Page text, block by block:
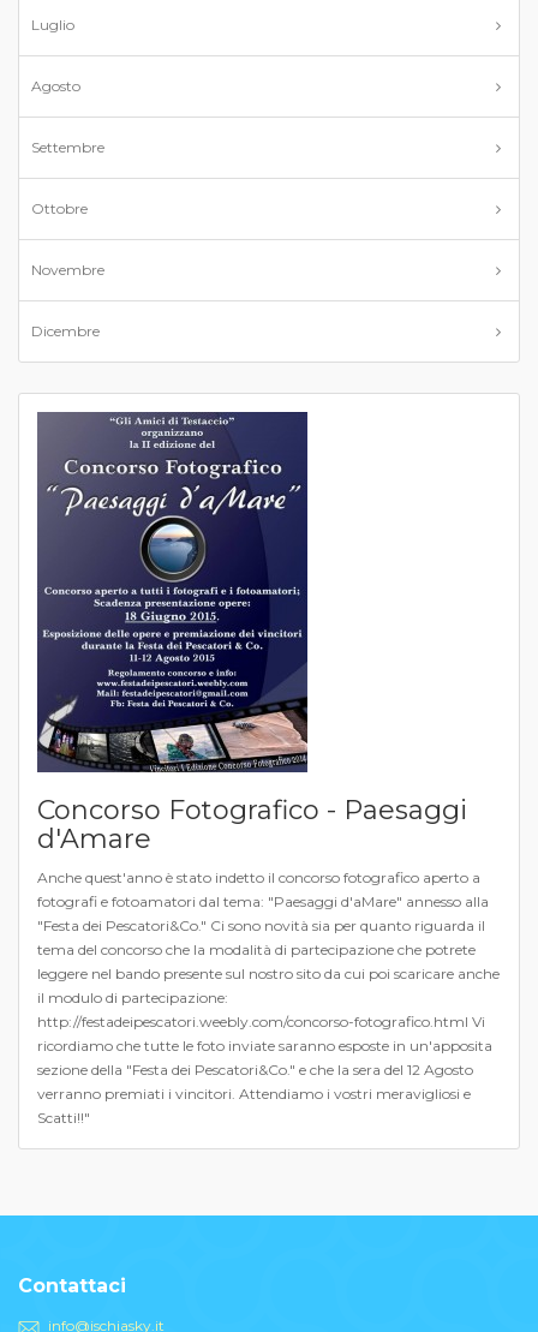
Luglio
Agosto
Settembre
Ottobre
Novembre
Dicembre
Concorso Fotografico - Paesaggi
d'Amare
Anche quest'anno è stato indetto il concorso fotografico aperto a
fotografi e fotoamatori dal tema: "Paesaggi d'aMare" annesso alla
"Festa dei Pescatori&Co." Ci sono novità sia per quanto riguarda il
tema del concorso che la modalità di partecipazione che potrete
leggere nel bando presente sul nostro sito da cui poi scaricare anche
il modulo di partecipazione:
http://festadeipescatori.weebly.com/concorso-fotografico.html Vi
ricordiamo che tutte le foto inviate saranno esposte in un'apposita
sezione della "Festa dei Pescatori&Co." e che la sera del 12 Agosto
verranno premiati i vincitori. Attendiamo i vostri meravigliosi e
Scatti!!"
Contattaci
info@ischiasky.it